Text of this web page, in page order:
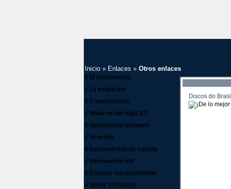
Inicio » Enlaces » Otros enlaces
4 El instrumento
4 La evolución
4 Compositores
4 Músicos del siglo XX
4 Guitarristas actuales
4 Acordes
4 Instrumentos de cuerda
4 Información útil
4 Enlaces recomendados
4 Sobre 19Trastes
Discos do Brasil